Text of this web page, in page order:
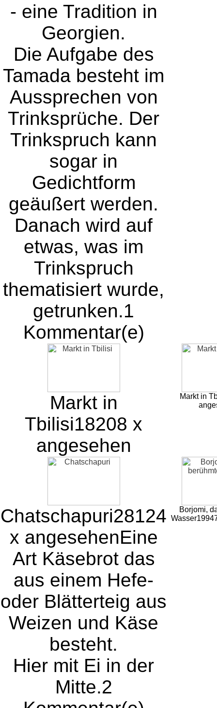
- eine Tradition in
Georgien.
Die Aufgabe des
Tamada besteht im
Aussprechen von
Trinksprüche. Der
Trinkspruch kann
sogar in
Gedichtform
geäußert werden.
Danach wird auf
etwas, was im
Trinkspruch
thematisiert wurde,
getrunken.1
Kommentar(e)
Markt in
Tbilisi18208 x
angesehen
Markt in
Chatschapuri28124
x angesehenEine
Art Käsebrot das
aus einem Hefe-
oder Blätterteig aus
Weizen und Käse
besteht.
Hier mit Ei in der
Mitte.2
Borjomi,
Wasser